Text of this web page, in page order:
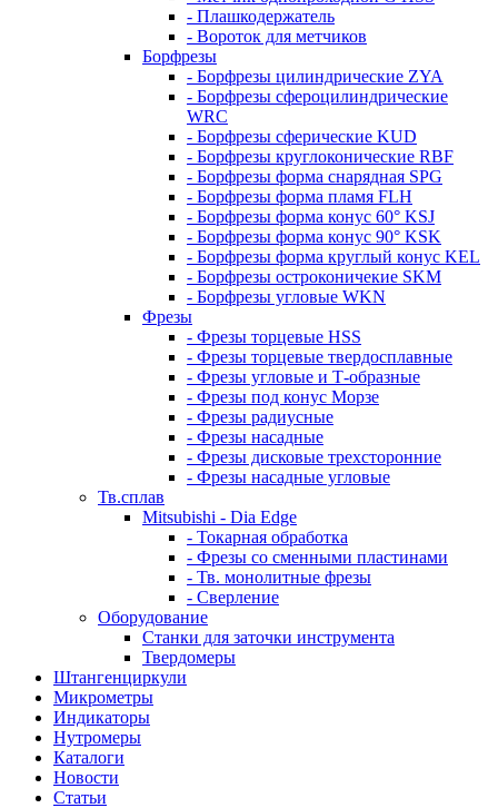
- Плашкодержатель
- Вороток для метчиков
Борфрезы
- Борфрезы цилиндрические ZYA
- Борфрезы сфероцилиндрические
WRC
- Борфрезы сферические KUD
- Борфрезы круглоконические RBF
- Борфрезы форма снарядная SPG
- Борфрезы форма пламя FLH
- Борфрезы форма конус 60° KSJ
- Борфрезы форма конус 90° KSK
- Борфрезы форма круглый конус KEL
- Борфрезы остроконичекие SKM
- Борфрезы угловые WKN
Фрезы
- Фрезы торцевые HSS
- Фрезы торцевые твердосплавные
- Фрезы угловые и Т-образные
- Фрезы под конус Морзе
- Фрезы радиусные
- Фрезы насадные
- Фрезы дисковые трехсторонние
- Фрезы насадные угловые
Тв.сплав
Mitsubishi - Dia Edge
- Токарная обработка
- Фрезы со сменными пластинами
- Тв. монолитные фрезы
- Сверление
Оборудование
Станки для заточки инструмента
Твердомеры
Штангенциркули
Микрометры
Индикаторы
Нутромеры
Каталоги
Новости
Статьи